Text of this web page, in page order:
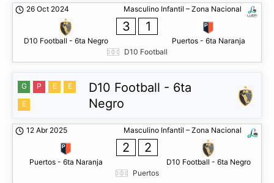
Masculino Infantil – Zona Nacional
26 Oct 2024
D10 Football - 6ta Negro
3 1
Puertos - 6ta Naranja
D10 Football
D10 Football - 6ta
Negro
G P E
E
E
Masculino Infantil – Zona Nacional
12 Abr 2025
Puertos - 6ta Naranja
2 2
D10 Football - 6ta Negro
Puertos